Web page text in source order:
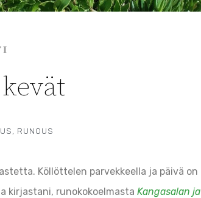
RUNOUS
Köllöttelen parvekkeella ja päivä on
kirjastani, runokokoelmasta Kangasalan ja